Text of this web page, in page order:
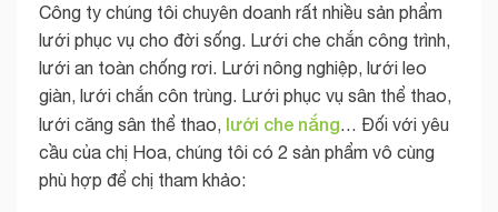
Công ty chúng tôi chuyên doanh rất nhiều sản phẩm
lưới phục vụ cho đời sống. Lưới che chắn công trình,
lưới an toàn chống rơi. Lưới nông nghiệp, lưới leo
giàn, lưới chắn côn trùng. Lưới phục vụ sân thể thao,
lưới căng sân thể thao, lưới che nắng… Đối với yêu
cầu của chị Hoa, chúng tôi có 2 sản phẩm vô cùng
phù hợp để chị tham khảo: